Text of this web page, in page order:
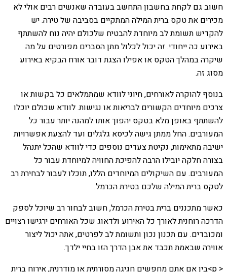
חשוב גם לקחת בחשבון התחשב בעובדה שאנשים רבים אולי לא
מכירים את טקס ברית המילה המתקיים בסביבה של טירה. יש
להקדיש תשומת לב מיוחדת להבטיח שלכולם יהיה נוח להשתתף
באירוע כה ייחודי. זה יכול לכלול מתן הסברים מפורטים על מה
שיקרה במהלך הטקס או אפילו הצגת דובר אורח הבקיא באירוע
מסוג זה.
בנוסף להוקרה לאורחים, חיוני לוודא שמתמלאים כל בקשות או
צרכים מיוחדים הקשורים לבריאות או נגישות. לוודא שכולם יוכלו
להשתתף באופן מלא בטקס יהפוך אותו למהנה יותר עבור כל
המעורבים. החל ממתן גישה לכיסא גלגלים ועד להצעת אפשרויות
ישיבה מתאימות, נקיטת צעדים נוספים כדי לוודא שהכל יתנהל
בצורה חלקה יובילו הרבה להפיכת החוויה למיוחדת עבור כל
המעורבים. עם השיקולים המיוחדים הללו, תוכלו לעבור לבחירת רב
לטקס ברית המילה שלכם בטירת הכרמל.
כאשר מתכננים ברית בטירת הכרמל, חשוב לבחור רב שיוכל לספק
הדרכה רוחנית לאורך כל האירוע ולדאוג שכל האורחים ירגישו רצויים
ומכובדים. עם תכנון נכון ותשומת לב לפרטים, אתה יכול ליצור
אווירה שבאמת תכבד את אבן הדרך הזו בחיי ילדך.
< p>בין אם אתם מחפשים חגיגה מסורתית או מודרנית, אירוח ברית